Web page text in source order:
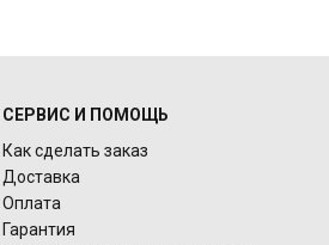
СЕРВИС И ПОМОЩЬ
Как сделать заказ
Доставка
Оплата
Гарантия